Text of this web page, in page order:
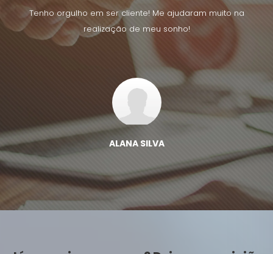
Tenho orgulho em ser cliente! Me ajudaram muito na
realização de meu sonho!
ALANA SILVA